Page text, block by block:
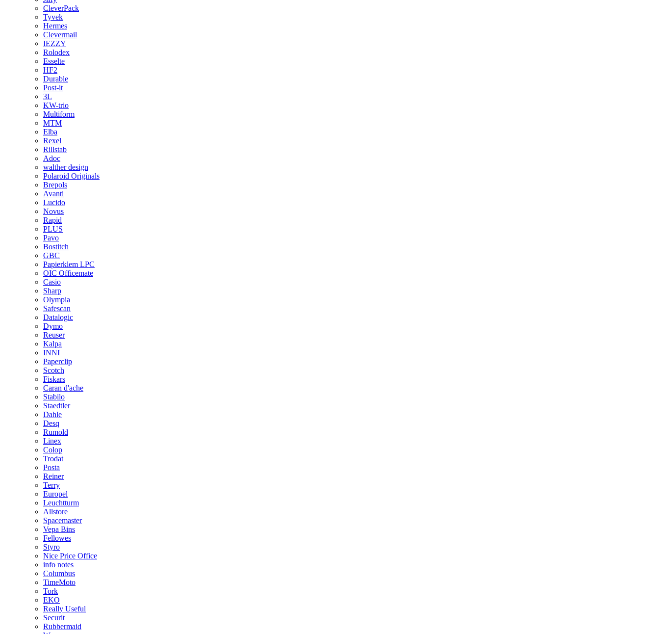
CleverPack
Tyvek
Hermes
Clevermail
IEZZY
Rolodex
Esselte
HF2
Durable
Post-it
3L
KW-trio
Multiform
MTM
Elba
Rexel
Rillstab
Adoc
walther design
Polaroid Originals
Brepols
Avanti
Lucido
Novus
Rapid
PLUS
Pavo
Bostitch
GBC
Papierklem LPC
OIC Officemate
Casio
Sharp
Olympia
Safescan
Datalogic
Dymo
Reuser
Kalpa
INNI
Paperclip
Scotch
Fiskars
Caran d'ache
Stabilo
Staedtler
Dahle
Desq
Rumold
Linex
Colop
Trodat
Posta
Reiner
Terry
Europel
Leuchtturm
Allstore
Spacemaster
Vepa Bins
Fellowes
Styro
Nice Price Office
info notes
Columbus
TimeMoto
Tork
EKO
Really Useful
Securit
Rubbermaid